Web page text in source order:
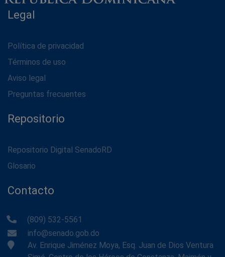
Legal
Política de privacidad
Términos de uso
Aviso legal
Preguntas frecuentes
Repositorio
Repositorio Digital SenadoRD
Glosario
Contacto
(809) 532-5561
info@senado.gob.do
Av. Enrique Jiménez Moya, Esq. Juan de Dios Ventura